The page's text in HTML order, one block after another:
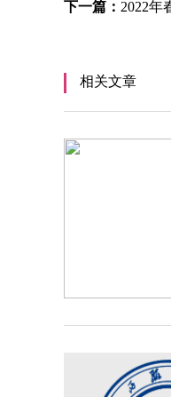
下一篇： 2022年
相关文章